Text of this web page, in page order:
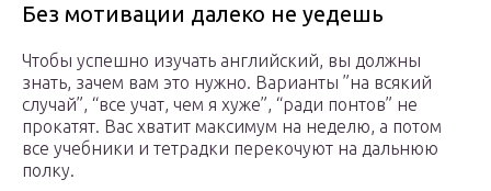
Без мотивации далеко не уедешь
Чтобы успешно изучать английский, вы должны
знать, зачем вам это нужно. Варианты ”на всякий
случай”, “все учат, чем я хуже”, “ради понтов” не
прокатят. Вас хватит максимум на неделю, а потом
все учебники и тетрадки перекочуют на дальнюю
полку.